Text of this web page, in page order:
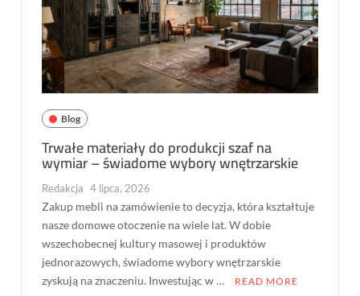
Blog
Trwałe materiały do produkcji szaf na
wymiar – świadome wybory wnętrzarskie
Redakcja 4 lipca, 2026
Zakup mebli na zamówienie to decyzja, która kształtuje
nasze domowe otoczenie na wiele lat. W dobie
wszechobecnej kultury masowej i produktów
jednorazowych, świadome wybory wnętrzarskie
zyskują na znaczeniu. Inwestując w …
READ MORE